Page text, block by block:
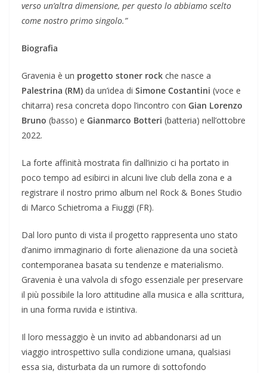
verso un’altra dimensione, per questo lo abbiamo scelto
come nostro primo singolo.”
Biografia
Gravenia è un progetto stoner rock che nasce a
Palestrina (RM) da un’idea di Simone Costantini (voce e
chitarra) resa concreta dopo l’incontro con Gian Lorenzo
Bruno (basso) e Gianmarco Botteri (batteria) nell’ottobre
2022.
La forte affinità mostrata fin dall’inizio ci ha portato in
poco tempo ad esibirci in alcuni live club della zona e a
registrare il nostro primo album nel Rock & Bones Studio
di Marco Schietroma a Fiuggi (FR).
Dal loro punto di vista il progetto rappresenta uno stato
d’animo immaginario di forte alienazione da una società
contemporanea basata su tendenze e materialismo.
Gravenia è una valvola di sfogo essenziale per preservare
il più possibile la loro attitudine alla musica e alla scrittura,
in una forma ruvida e istintiva.
Il loro messaggio è un invito ad abbandonarsi ad un
viaggio introspettivo sulla condizione umana, qualsiasi
essa sia, disturbata da un rumore di sottofondo